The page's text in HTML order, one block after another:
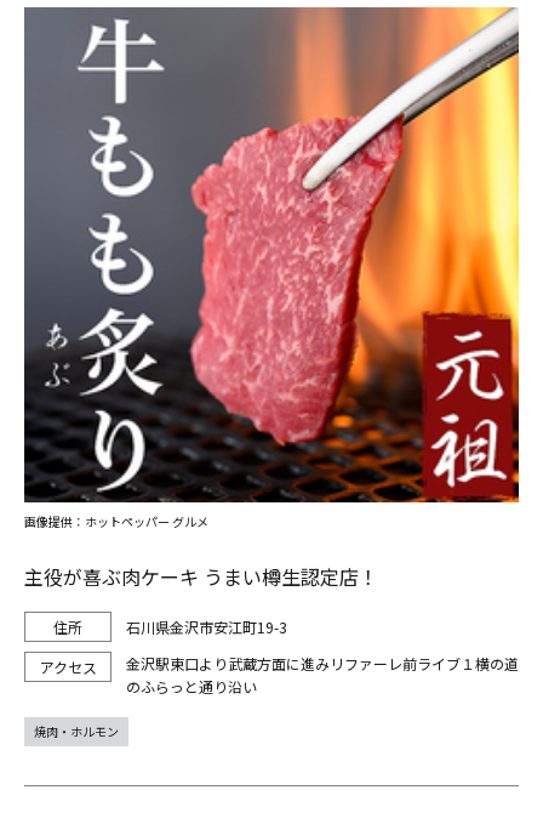
主役が喜ぶ肉ケーキ うまい樽生認定店！
石川県金沢市安江町19-3
金沢駅東口より武蔵方面に進みリファーレ前ライブ１横の道
のふらっと通り沿い
画像提供：ホットペッパー グルメ
焼肉・ホルモン